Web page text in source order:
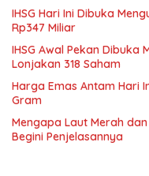
IHSG Hari Ini Dibuka
Rp347 Miliar
IHSG Awal Pekan Dibuka
Lonjakan 318 Saham
Harga Emas Antam Hari
Gram
Mengapa Laut Merah
Begini Penjelasannya